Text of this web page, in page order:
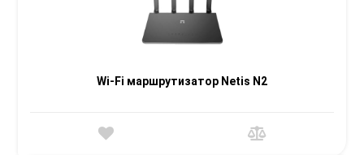
Wi-Fi маршрутизатор Netis N2